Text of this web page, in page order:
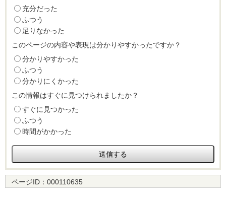
充分だった
ふつう
足りなかった
このページの内容や表現は分かりやすかったですか？
分かりやすかった
ふつう
分かりにくかった
この情報はすぐに見つけられましたか？
すぐに見つかった
ふつう
時間がかかった
ページID： 000110635